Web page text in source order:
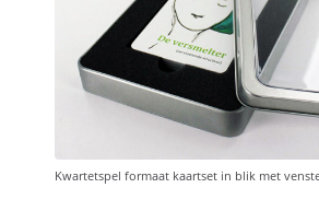
Kwartetspel formaat kaartset in blik met